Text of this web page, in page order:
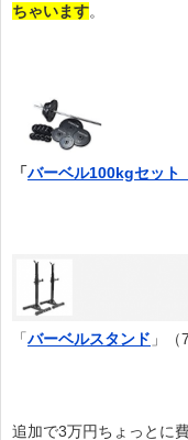
ちゃいます。
「バーベル100kgセット
「バーベルスタンド 」（
追加で3万円ちょっとに